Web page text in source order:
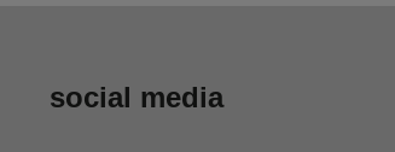
social media